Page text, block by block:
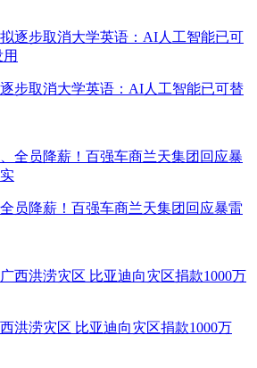
步取消大学英语：AI人工智能已可替
员降薪！百强车商兰天集团回应暴雷
洪涝灾区 比亚迪向灾区捐款1000万